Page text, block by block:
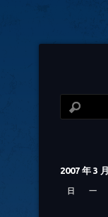
2007 年 3 月
日 一